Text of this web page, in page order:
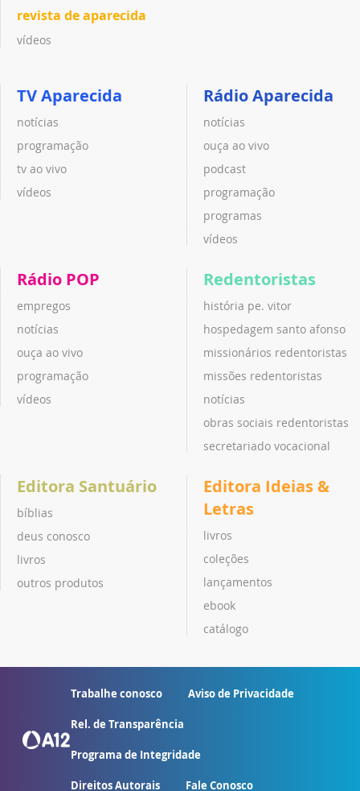
revista de aparecida
vídeos
TV Aparecida
notícias
programação
tv ao vivo
vídeos
Rádio Aparecida
notícias
ouça ao vivo
podcast
programação
programas
vídeos
Rádio POP
empregos
notícias
ouça ao vivo
programação
vídeos
Redentoristas
história pe. vitor
hospedagem santo afonso
missionários redentoristas
missões redentoristas
notícias
obras sociais redentoristas
secretariado vocacional
Editora Santuário
bíblias
deus conosco
livros
outros produtos
Editora Ideias &
Letras
livros
coleções
lançamentos
ebook
catálogo
Trabalhe conosco Aviso de Privacidade
Rel. de Transparência
Programa de Integridade
Direitos Autorais Fale Conosco